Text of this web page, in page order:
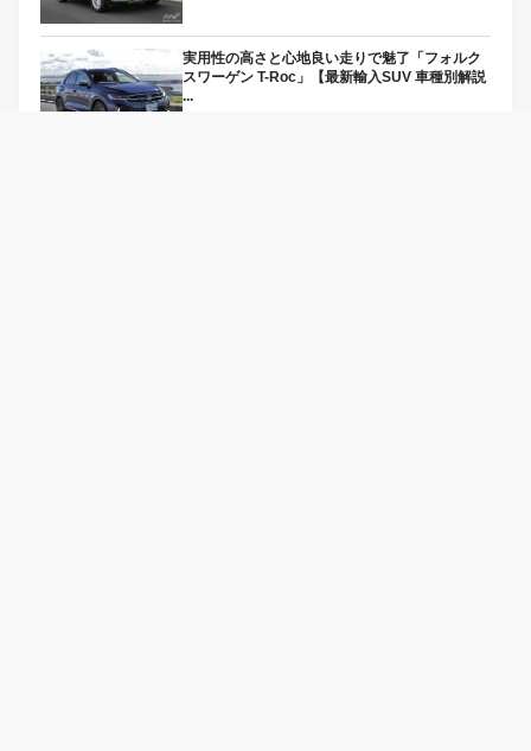
実用性の高さと心地良い走りで魅了「フォルク
スワーゲン T-Roc」【最新輸入SUV 車種別解説
...